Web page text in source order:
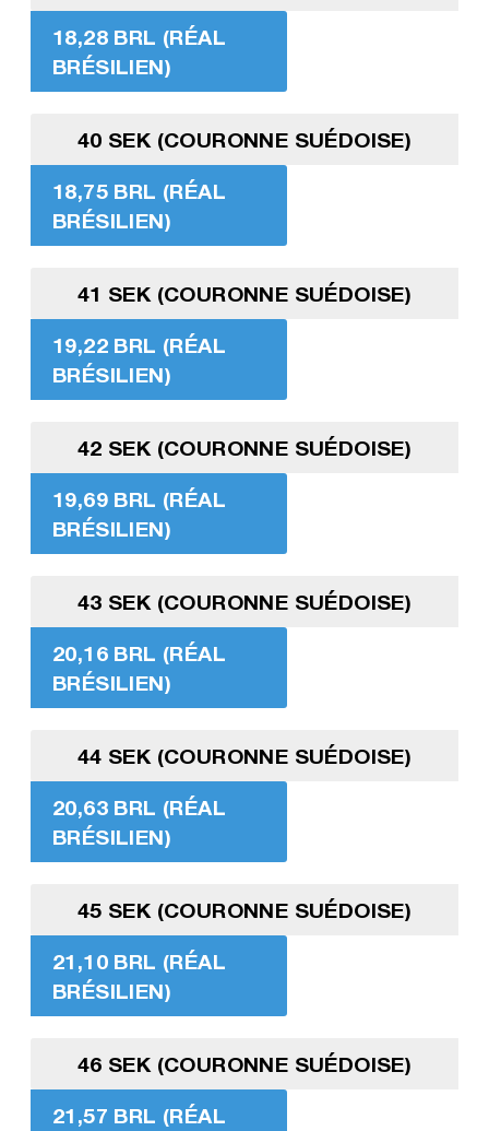
18,28 BRL (RÉAL
BRÉSILIEN)
40 SEK (COURONNE SUÉDOISE)
18,75 BRL (RÉAL
BRÉSILIEN)
41 SEK (COURONNE SUÉDOISE)
19,22 BRL (RÉAL
BRÉSILIEN)
42 SEK (COURONNE SUÉDOISE)
19,69 BRL (RÉAL
BRÉSILIEN)
43 SEK (COURONNE SUÉDOISE)
20,16 BRL (RÉAL
BRÉSILIEN)
44 SEK (COURONNE SUÉDOISE)
20,63 BRL (RÉAL
BRÉSILIEN)
45 SEK (COURONNE SUÉDOISE)
21,10 BRL (RÉAL
BRÉSILIEN)
46 SEK (COURONNE SUÉDOISE)
21,57 BRL (RÉAL